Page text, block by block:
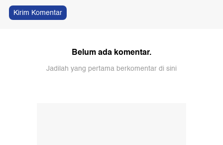
Kirim Komentar
Belum ada komentar.
Jadilah yang pertama berkomentar di sini